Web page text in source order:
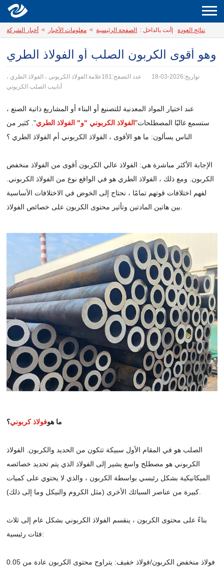
نتائج العودة| أنت بالداخل : الصفحة الرئيسية > معلومات الأخبار > أخبار الشركة
وهو أقوى الكربون الصلب أو الفولاذ الطري
تواريخ:2026-03-18 عدد التصفح:161
علامة:الفولاذ الكربوني ، الفولاذ الطري ،
أنابيب الصلب الكربوني
عند اختيار المواد المعدنية للتصنيع أو البناء أو المشاريع ذاتية الصنع ،
ستسمع غالبًا المصطلحات"الفولاذ الكربوني "و" الفولاذ الطري". كثير من
الناس يسألون: ما هو الأقوى ، الفولاذ الكربوني أم الفولاذ الطري ؟
الإجابة الأكثر مباشرة هي: الفولاذ عالي الكربون أقوى من الفولاذ منخفض
الكربون. ومع ذلك ، الفولاذ الطري هو في الواقع نوع من الفولاذ الكربوني.
لفهم اختلافات قوتهم تمامًا ، نحتاج إلى الخوض في الاختلافات الأساسية
ما هوفولاذ كربوني؟
الصلب هو في المقام الأول سبيكة تتكون من الحديد والكربون. الفولاذ
الكربوني هو مصطلح واسع يشير إلى الفولاذ الذي يتم تحديد خصائصه
الميكانيكية بشكل رئيسي بواسطة الكربون ، والذي لا يحتوي على كميات
بناءً على محتوى الكربون ، ينقسم الفولاذ الكربوني بشكل عام إلى ثلاث
فئات رئيسية:
فولاذ منخفض الكربون/فولاذ خفيف: يتراوح محتوى الكربون عادة من 0.05